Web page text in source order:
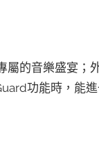
的音樂盛宴；
功能時，能